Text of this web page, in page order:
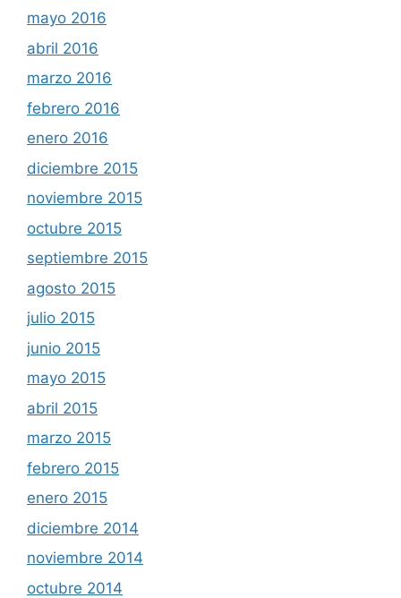
mayo 2016
abril 2016
marzo 2016
febrero 2016
enero 2016
diciembre 2015
noviembre 2015
octubre 2015
septiembre 2015
agosto 2015
julio 2015
junio 2015
mayo 2015
abril 2015
marzo 2015
febrero 2015
enero 2015
diciembre 2014
noviembre 2014
octubre 2014